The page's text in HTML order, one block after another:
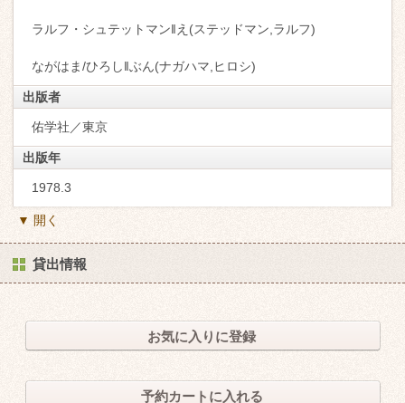
ラルフ・シュテットマン‖え(ステッドマン,ラルフ)
ながはま/ひろし‖ぶん(ナガハマ,ヒロシ)
出版者
佑学社／東京
出版年
1978.3
▼ 開く
貸出情報
お気に入りに登録
予約カートに入れる